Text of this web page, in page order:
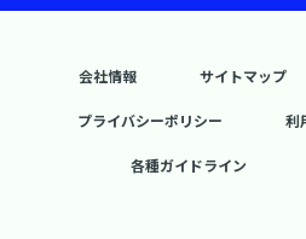
会社情報 サイトマップ
プライバシーポリシー 利
各種ガイドライン